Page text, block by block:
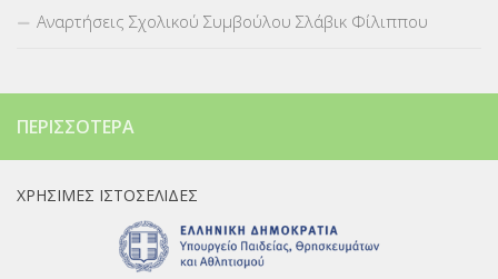
Αναρτήσεις Σχολικού Συμβούλου Σλάβικ Φίλιππου
ΠΕΡΙΣΣΌΤΕΡΑ
ΧΡΉΣΙΜΕΣ ΙΣΤΟΣΕΛΊΔΕΣ